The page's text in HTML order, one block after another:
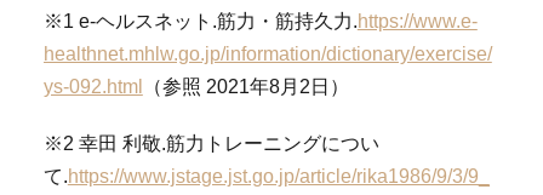
※1 e-ヘルスネット.筋力・筋持久力. https://www.e-
healthnet.mhlw.go.jp/information/dictionary/exercise/
ys-092.html （参照 2021年8月2日）
※2 幸田 利敬.筋力トレーニングについ
て. https://www.jstage.jst.go.jp/article/rika1986/9/3/9_